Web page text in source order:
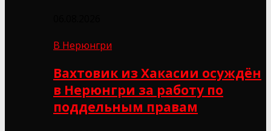
В Нерюнгри
Вахтовик из Хакасии осуждён
в Нерюнгри за работу по
поддельным правам